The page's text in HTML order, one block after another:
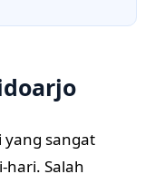
yang sangat
Salah